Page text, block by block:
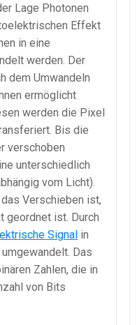
Lage Photonen
Effekt
in eine
werden. Der
dem Umwandeln
ermöglicht
werden die Pixel
Bis die
verschoben
unterschiedlich
vom Licht).
Verschieben ist,
geordnet ist. Durch
Signal in
Das
Zahlen, die in
von Bits